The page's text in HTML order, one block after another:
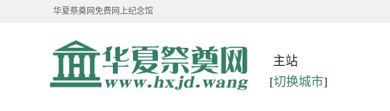
华夏祭奠网免费网上纪念馆
主站
[切换城市]